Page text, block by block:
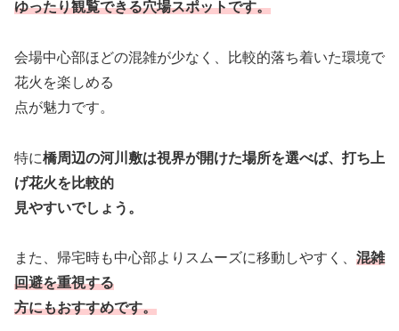
ゆったり観覧できる穴場スポットです。
会場中心部ほどの混雑が少なく、比較的落ち着いた環境で
花火を楽しめる
点が魅力です。
特に橋周辺の河川敷は視界が開けた場所を選べば、打ち上
げ花火を比較的
見やすいでしょう 。
また、帰宅時も中心部よりスムーズに移動しやすく、 混雑
回避を重視する
方にもおすすめです。